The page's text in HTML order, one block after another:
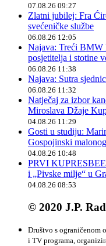
07.08.26 09:27
Zlatni jubilej: Fra
svećeničke službe
06.08.26 12:05
Najava: Treći BMW
posjetitelja i stotine
06.08.26 11:38
Najava: Sutra
06.08.26 11:32
Natječaj za izbor
Miroslava Džaje
04.08.26 11:29
Gosti u studiju:
Gospojinski
04.08.26 10:48
PRVI
i „Pivske milje“ u
04.08.26 08:53
© 2020 J.P.
Društvo s ograničenom
i TV programa,